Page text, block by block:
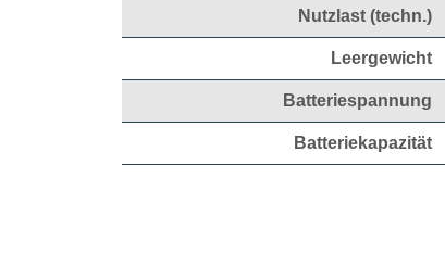
Nutzlast (techn.)
Leergewicht
Batteriespannung
Batteriekapazität